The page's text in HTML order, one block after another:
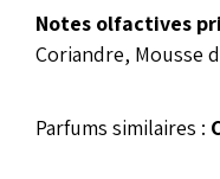
Notes olfactives
Coriandre, Mousse
Parfums similaires :